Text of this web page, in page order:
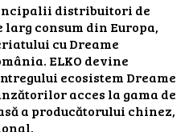
distribuitori de
larg consum din Europa,
cu Dreame
ELKO devine
ecosistem Dreame
acces la gama de
a producătorului chinez,